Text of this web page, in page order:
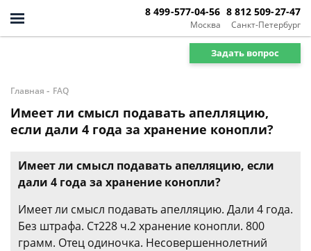
Москва
8 499-577-04-56
Санкт-Петербург
8 812 509-27-47
Задать вопрос
Главная - FAQ
Имеет ли смысл подавать апелляцию,
если дали 4 года за хранение конопли?
Имеет ли смысл подавать апелляцию, если
дали 4 года за хранение конопли?
Имеет ли смысл подавать апелляцию. Дали 4 года.
Без штрафа. Ст228 ч.2 хранение конопли. 800
грамм. Отец одиночка. Несовершеннолетний